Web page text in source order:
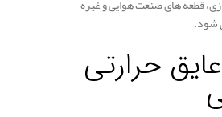
قطعه های صنعت هوایی و غیره
شود.
حرارتی